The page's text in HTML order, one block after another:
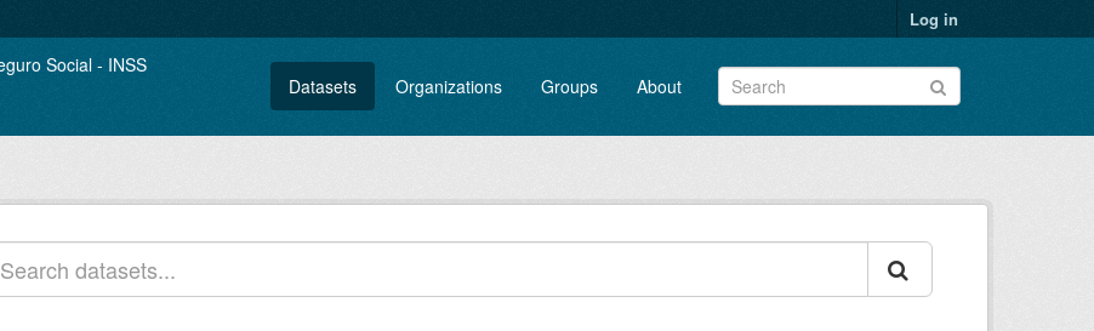
Log in
Datasets Organizations Groups About